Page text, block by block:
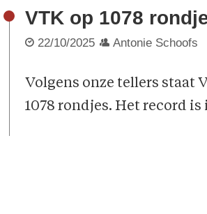
VTK op 1078
22/10/2025 Antonie Schoofs
Volgens onze tellers staat
1078 rondjes. Het record is